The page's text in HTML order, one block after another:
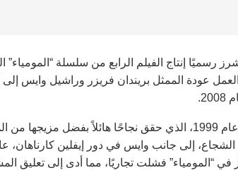
رسميًا إنتاج الفيلم الرابع من سلسلة
عودة الممثل بريندان فريزر وراشيل وايس إلى
بدأت السلسلة مع الفيلم الأول عام 1999، الذي حقق نجاحًا
الشجاع، إلى جانب وايس في دور إيفلين كارناهان،
مع توم كروز في “المومياء” فشلت تجاريًا، مما أدى إلى